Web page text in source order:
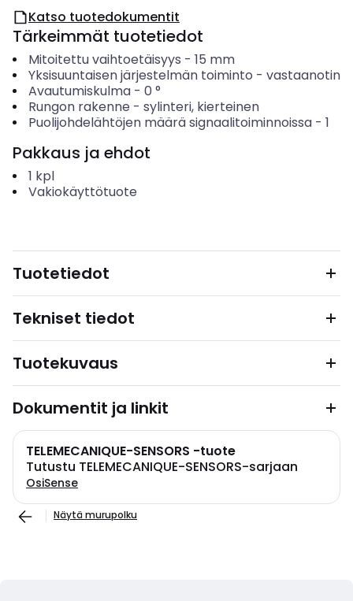
Katso tuotedokumentit
Tärkeimmät tuotetiedot
Mitoitettu vaihtoetäisyys - 15 mm
Yksisuuntaisen järjestelmän toiminto - vastaanotin
Avautumiskulma- 0 °
Rungon rakenne - sylinteri, kierteinen
Puolijohdelähtöjen määrä signaalitoiminnoissa- 1
Pakkaus ja ehdot
1 kpl
Vakiokäyttötuote
Tuotetiedot
Tekniset tiedot
Tuotekuvaus
Dokumentit ja linkit
TELEMECANIQUE-SENSORS -tuote
Tutustu TELEMECANIQUE-SENSORS-sarjaan
OsiSense
Näytä murupolku